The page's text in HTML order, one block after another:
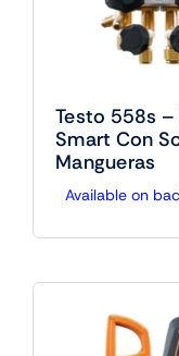
Testo 558s
Smart Con
Mangueras
Available on